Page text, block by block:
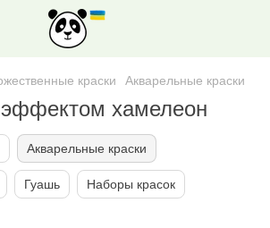
краски Акварельные краски
хамелеон
Акварельные краски
Гуашь Наборы красок